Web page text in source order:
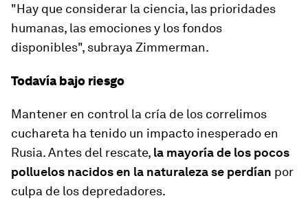
"Hay que considerar la ciencia, las prioridades
humanas, las emociones y los fondos
disponibles", subraya Zimmerman.
Todavía bajo riesgo
Mantener en control la cría de los correlimos
cuchareta ha tenido un impacto inesperado en
Rusia. Antes del rescate, la mayoría de los pocos
polluelos nacidos en la naturaleza se perdían por
culpa de los depredadores.